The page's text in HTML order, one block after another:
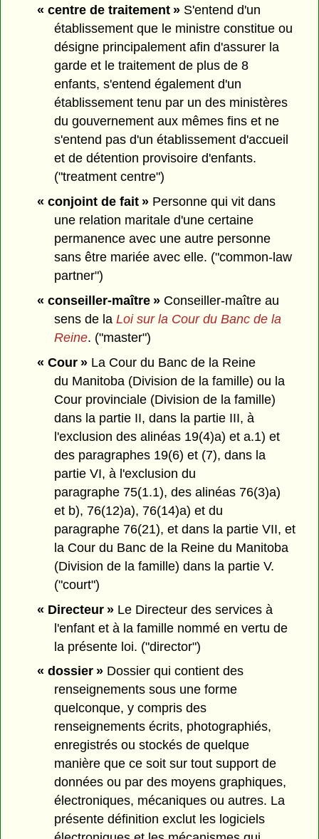
« centre de traitement »S'entend d'un
établissement que le ministre constitue ou
désigne principalement afin d'assurer la
garde et le traitement de plus de 8
enfants, s'entend également d'un
établissement tenu par un des ministères
du gouvernement aux mêmes fins et ne
s'entend pas d'un établissement d'accueil
et de détention provisoire d'enfants.
("treatment centre")
« conjoint de fait »Personne qui vit dans
une relation maritale d'une certaine
permanence avec une autre personne
sans être mariée avec elle. ("common-law
partner")
« conseiller-maître » Conseiller-maître au
sens de laLoi sur la Cour du Banc de la
Reine. ("master")
« Cour »La Cour du Banc de la Reine
du Manitoba (Division de la famille) ou la
Cour provinciale (Division de la famille)
dans la partie II, dans la partie III, à
l'exclusion des alinéas 19(4)a) et a.1) et
des paragraphes 19(6) et (7), dans la
partie VI, à l'exclusion du
paragraphe 75(1.1), des alinéas 76(3)a)
et b), 76(12)a), 76(14)a) et du
paragraphe 76(21), et dans la partie VII, et
la Cour du Banc de la Reine du Manitoba
(Division de la famille) dans la partie V.
("court")
« Directeur »Le Directeur des services à
l'enfant et à la famille nommé en vertu de
la présente loi. ("director")
« dossier »Dossier qui contient des
renseignements sous une forme
quelconque, y compris des
renseignements écrits, photographiés,
enregistrés ou stockés de quelque
manière que ce soit sur tout support de
données ou par des moyens graphiques,
électroniques, mécaniques ou autres. La
présente définition exclut les logiciels